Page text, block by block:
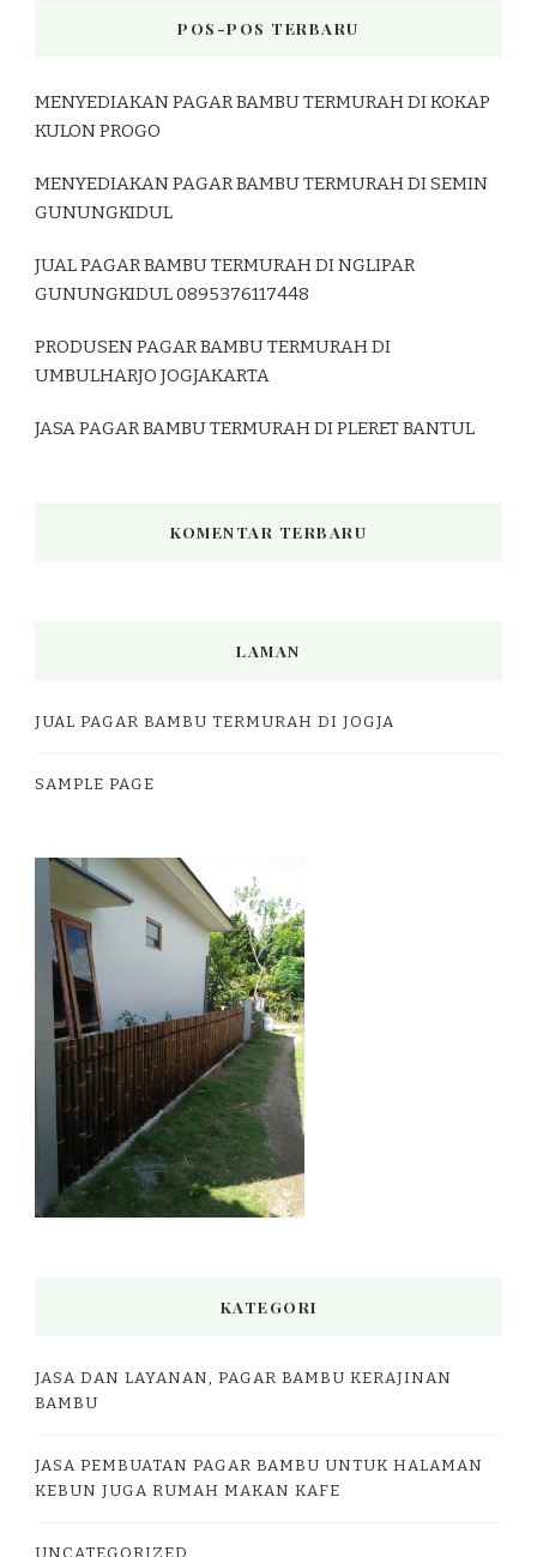
POS-POS TERBARU
MENYEDIAKAN PAGAR BAMBU TERMURAH DI KOKAP
KULON PROGO
MENYEDIAKAN PAGAR BAMBU TERMURAH DI SEMIN
GUNUNGKIDUL
JUAL PAGAR BAMBU TERMURAH DI NGLIPAR
GUNUNGKIDUL 0895376117448
PRODUSEN PAGAR BAMBU TERMURAH DI
UMBULHARJO JOGJAKARTA
JASA PAGAR BAMBU TERMURAH DI PLERET BANTUL
KOMENTAR TERBARU
LAMAN
JUAL PAGAR BAMBU TERMURAH DI JOGJA
SAMPLE PAGE
KATEGORI
JASA DAN LAYANAN, PAGAR BAMBU KERAJINAN
BAMBU
JASA PEMBUATAN PAGAR BAMBU UNTUK HALAMAN
KEBUN JUGA RUMAH MAKAN KAFE